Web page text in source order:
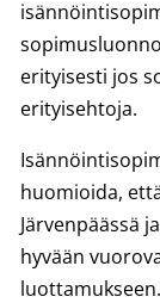
erityisesti jos
erityisehtoja.
huomioida,
Järvenpäässä
hyvään
luottamukseen.